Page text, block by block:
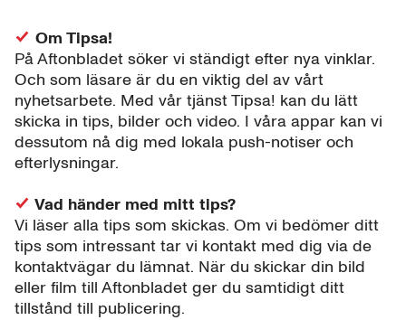
Om Tipsa!
På Aftonbladet söker vi ständigt efter nya vinklar.
Och som läsare är du en viktig del av vårt
nyhetsarbete. Med vår tjänst Tipsa! kan du lätt
skicka in tips, bilder och video. I våra appar kan vi
dessutom nå dig med lokala push-notiser och
efterlysningar.
Vad händer med mitt tips?
Vi läser alla tips som skickas. Om vi bedömer ditt
tips som intressant tar vi kontakt med dig via de
kontaktvägar du lämnat. När du skickar din bild
eller film till Aftonbladet ger du samtidigt ditt
tillstånd till publicering.